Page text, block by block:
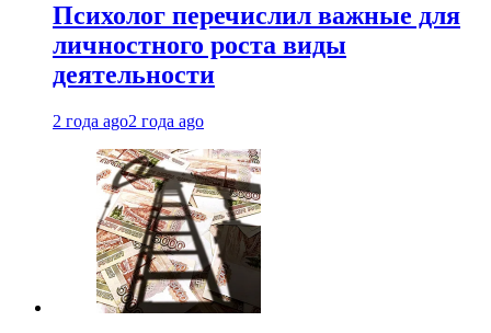
Психолог перечислил важные для
личностного роста виды
деятельности
2 года ago2 года ago